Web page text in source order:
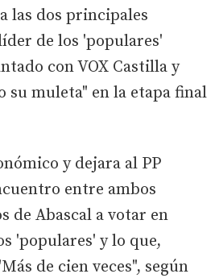
las dos principales
de los 'populares'
con VOX Castilla y
su muleta" en la etapa final
y dejara al PP
entre ambos
de Abascal a votar en
'populares' y lo que,
de cien veces", según